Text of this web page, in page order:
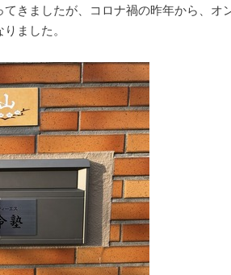
きましたが、コロナ禍の昨年から、オ
ました。